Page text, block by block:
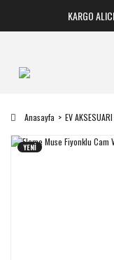
KARGO
Anasayfa EV AKSESUARI
YENİ